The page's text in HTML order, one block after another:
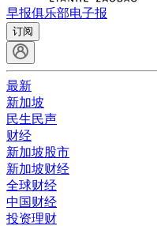
早报俱乐部电子报
订阅
最新
新加坡
民生民声
财经
新加坡股市
新加坡财经
全球财经
中国财经
投资理财